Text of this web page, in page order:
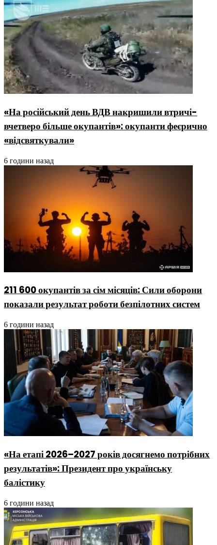
«На російський день ВДВ накришили втричі-
вчетверо більше окупантів»: окупанти феєрично
«відсвяткували»
6 години назад
211 600 окупантів за сім місяців: Сили оборони
показали результат роботи безпілотних систем
6 години назад
«На етапі 2026–2027 років досягнемо потрібних
результатів»: Президент про українську
балістику
6 години назад